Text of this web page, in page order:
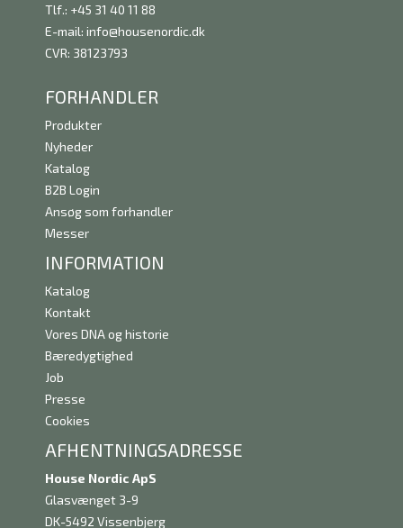
Tlf.: +45 31 40 11 88
E-mail: info@housenordic.dk
CVR: 38123793
FORHANDLER
Produkter
Nyheder
Katalog
B2B Login
Ansøg som forhandler
Messer
INFORMATION
Katalog
Kontakt
Vores DNA og historie
Bæredygtighed
Job
Presse
Cookies
AFHENTNINGSADRESSE
House Nordic ApS
Glasvænget 3-9
DK-5492 Vissenbjerg